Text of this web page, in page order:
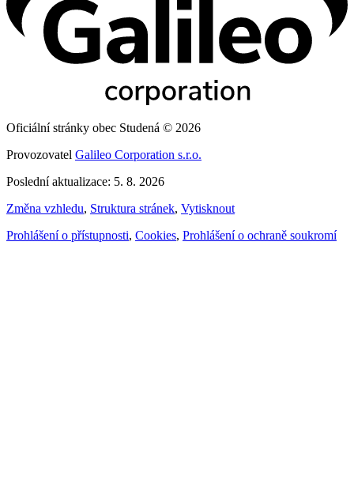
Oficiální stránky obec Studená © 2026
Provozovatel Galileo Corporation s.r.o.
Poslední aktualizace: 5. 8. 2026
Změna vzhledu, Struktura stránek, Vytisknout
Prohlášení o přístupnosti, Cookies, Prohlášení o ochraně soukromí